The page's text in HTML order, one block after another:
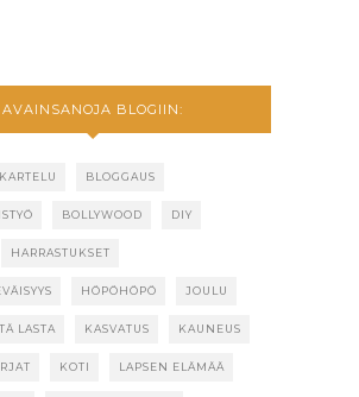
AVAINSANOJA BLOGIIN:
BLOGGAUS
BOLLYWOOD DIY
HARRASTUKSET
HÖPÖHÖPÖ JOULU
LASTA KASVATUS KAUNEUS
KOTI LAPSEN ELÄMÄÄ